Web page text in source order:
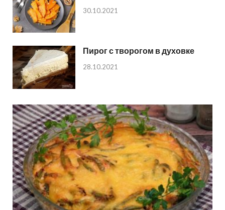
30.10.2021
Пирог с творогом в духовке
28.10.2021